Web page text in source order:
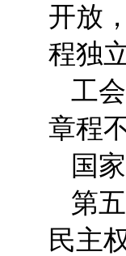
开放
程独
工
章程
国
第
民主